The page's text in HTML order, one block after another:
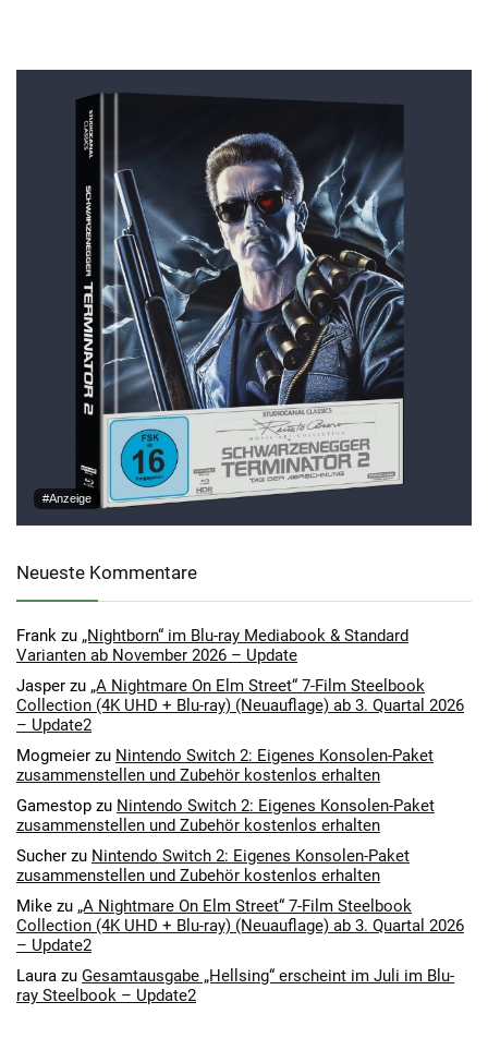
#Anzeige
Neueste Kommentare
Frank zu „Nightborn“ im Blu-ray Mediabook & Standard
Varianten ab November 2026 – Update
Jasper zu „A Nightmare On Elm Street“ 7-Film Steelbook
Collection (4K UHD + Blu-ray) (Neuauflage) ab 3. Quartal 2026
– Update2
Mogmeier zu Nintendo Switch 2: Eigenes Konsolen-Paket
zusammenstellen und Zubehör kostenlos erhalten
Gamestop zu Nintendo Switch 2: Eigenes Konsolen-Paket
zusammenstellen und Zubehör kostenlos erhalten
Sucher zu Nintendo Switch 2: Eigenes Konsolen-Paket
zusammenstellen und Zubehör kostenlos erhalten
Mike zu „A Nightmare On Elm Street“ 7-Film Steelbook
Collection (4K UHD + Blu-ray) (Neuauflage) ab 3. Quartal 2026
– Update2
Laura zu Gesamtausgabe „Hellsing“ erscheint im Juli im Blu-
ray Steelbook – Update2